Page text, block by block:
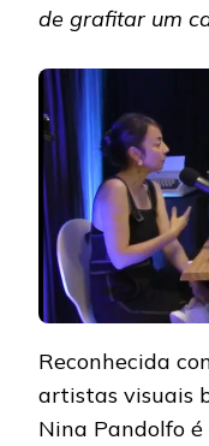
de grafitar um
Reconhecida
artistas visuais
Nina Pandolfo